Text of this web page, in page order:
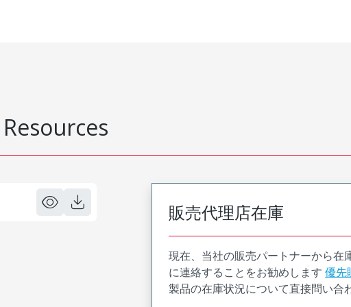
販売代理店在庫
現在、当社の販売パートナーから在
に連絡することをお勧めします 優先
製品の在庫状況について直接問い合